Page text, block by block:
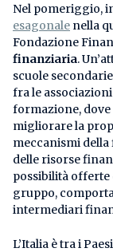
Nel pomeriggio,
esagonale nella
Fondazione
finanziaria.
scuole
fra le
formazione, dove
migliorare la
meccanismi
delle risorse
possibilità offerte
gruppo,
intermediari
L’Italia è tra i